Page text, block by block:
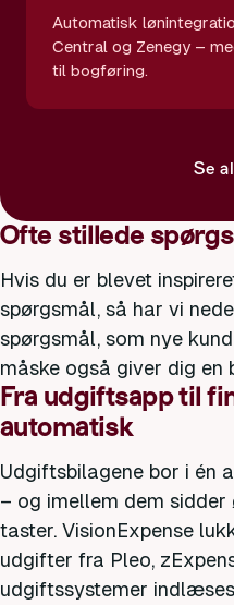
Automatisk
Central og Zenegy –
til bogføring.
Se
Ofte stillede
Hvis du er blevet
spørgsmål, så har vi
spørgsmål, som nye
måske også giver dig en
Fra udgiftsapp til
automatisk
Udgiftsbilagene bor i én
– og imellem dem
taster. VisionExpense
udgifter fra Pleo,
udgiftssystemer